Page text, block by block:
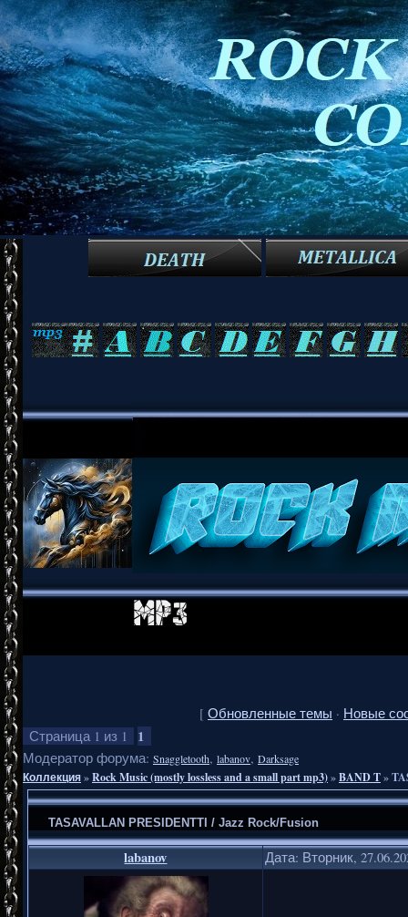
[ Обновленные темы · Новые
Страница 1 из 1 1
Модератор форума: Snaggletooth, labanov, Darksage
Коллекция»Rock Music (mostly lossless and a small part mp3)»BAND T»
TASAVALLAN PRESIDENTTI / Jazz Rock/Fusion
labanov Дата: Вторник,